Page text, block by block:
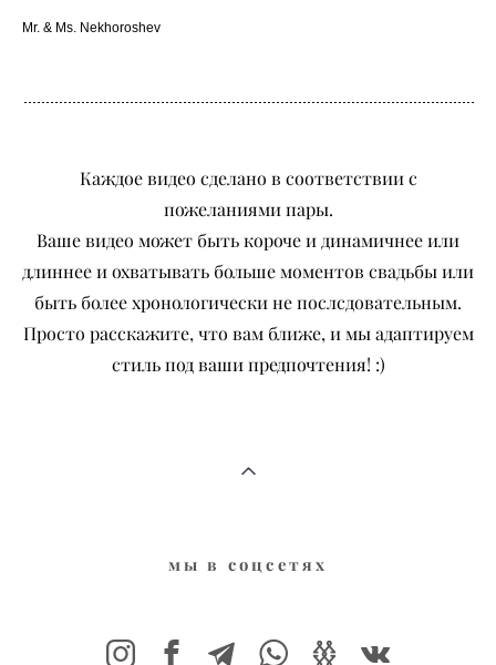
Mr. & Ms. Nekhoroshev
Каждое видео сделано в соответствии с
пожеланиями пары.
Ваше видео может быть короче и динамичнее или
длиннее и охватывать больше моментов свадьбы или
быть более хронологически не послсдовательным.
Просто расскажите, что вам ближе, и мы адаптируем
стиль под ваши предпочтения! :)
мы в соцсетях